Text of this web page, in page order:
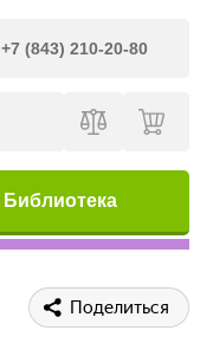
+7 (843) 210-20-80
Библиотека
Поделиться